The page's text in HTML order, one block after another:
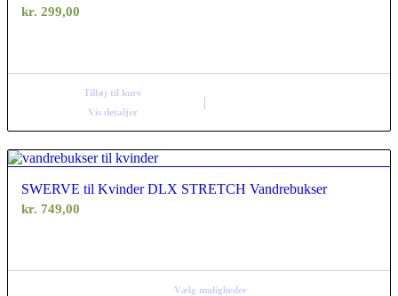
kr. 299,00
Tilføj til kurv
Vis detaljer
SWERVE til Kvinder DLX STRETCH Vandrebukser
kr. 749,00
Vælg muligheder